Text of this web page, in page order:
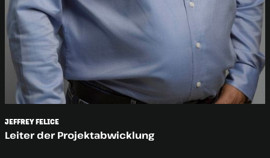
JEFFREY FELICE
Leiter der Projektabwicklung